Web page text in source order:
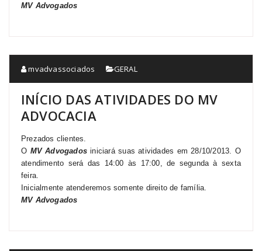
MV Advogados
mvadvassociados GERAL
INÍCIO DAS ATIVIDADES DO MV
ADVOCACIA
Prezados clientes.
O MV Advogados iniciará suas atividades em 28/10/2013. O
atendimento será das 14:00 às 17:00, de segunda à sexta
feira.
Inicialmente atenderemos somente direito de família.
MV Advogados